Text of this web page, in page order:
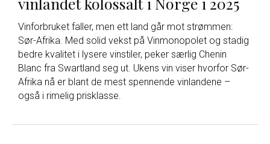
Vinforbruket faller, men ett land går mot strømmen:
Sør-Afrika. Med solid vekst på Vinmonopolet og stadig
bedre kvalitet i lysere vinstiler, peker særlig Chenin
Blanc fra Swartland seg ut. Ukens vin viser hvorfor Sør-
Afrika nå er blant de mest spennende vinlandene –
også i rimelig prisklasse.